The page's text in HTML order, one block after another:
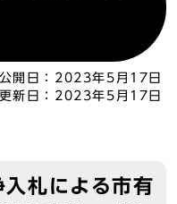
公開日： 2023年5月17日
更新日： 2023年5月17日
札による市有